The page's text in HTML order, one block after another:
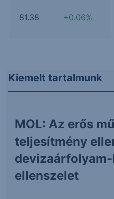
81.38 +0.06%
Kiemelt tartalmunk
MOL: Az erős
teljesítmény
ellenszelet